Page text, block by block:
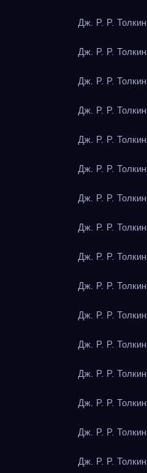
Дж. Р. Р.
Дж. Р. Р.
Дж. Р. Р.
Дж. Р. Р.
Дж. Р. Р.
Дж. Р. Р.
Дж. Р. Р.
Дж. Р. Р.
Дж. Р. Р.
Дж. Р. Р.
Дж. Р. Р.
Дж. Р. Р.
Дж. Р. Р.
Дж. Р. Р.
Дж. Р. Р.
Дж. Р. Р.